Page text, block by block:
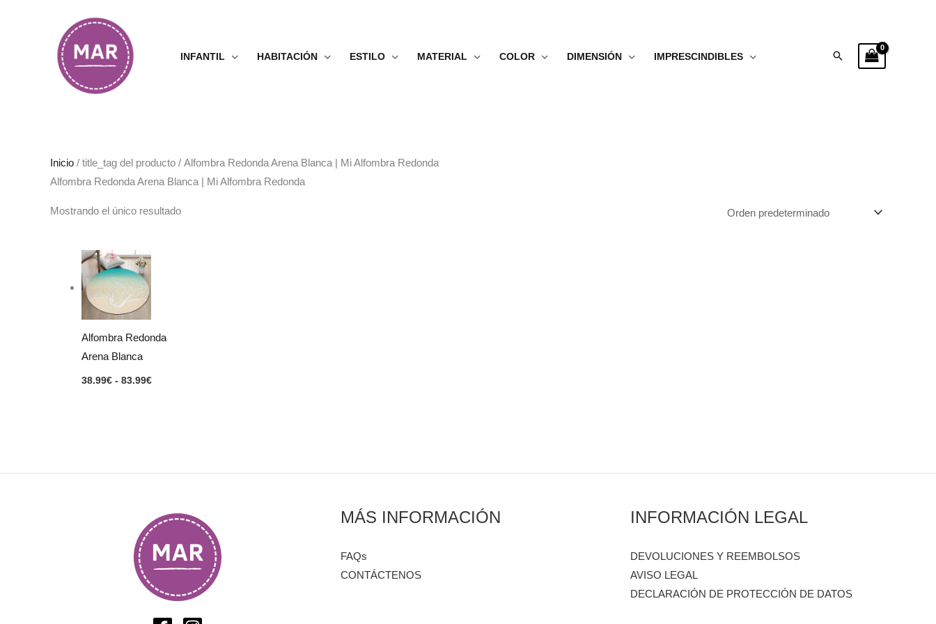
INFANTIL HABITACIÓN ESTILO MATERIAL COLOR DIMENSIÓN IMPRESCINDIBLES Buscar
Inicio / title_tag del producto / Alfombra Redonda Arena Blanca | Mi Alfombra Redonda
Alfombra Redonda Arena Blanca | Mi Alfombra Redonda
Mostrando el único resultado
Alfombra Redonda
Arena Blanca
38.99€ - 83.99€
MÁS INFORMACIÓN
FAQs
CONTÁCTENOS
INFORMACIÓN LEGAL
DEVOLUCIONES Y REEMBOLSOS
AVISO LEGAL
DECLARACIÓN DE PROTECCIÓN DE DATOS